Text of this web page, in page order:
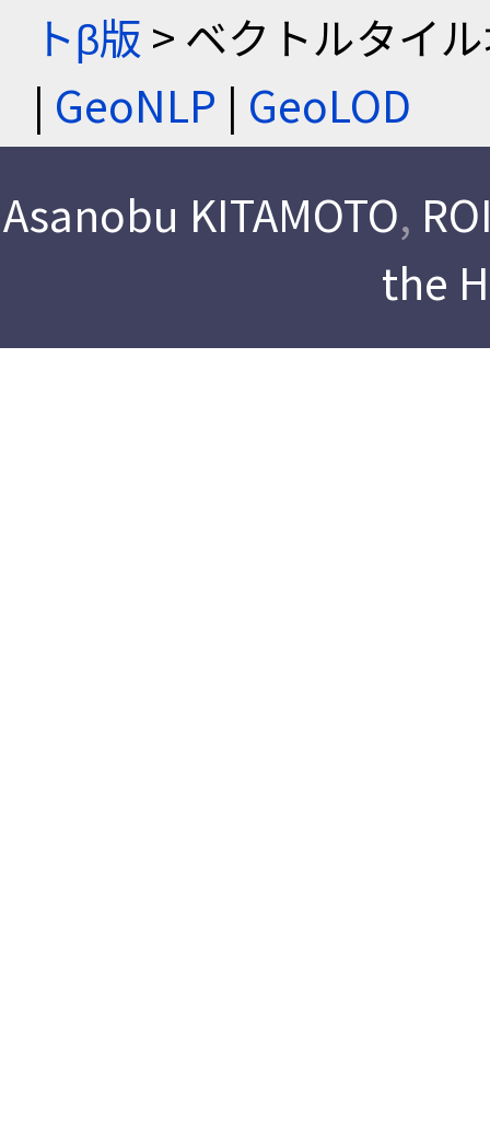
トβ版 > ベクトルタイ
| GeoNLP | GeoLOD
Asanobu KITAMOTO,
the